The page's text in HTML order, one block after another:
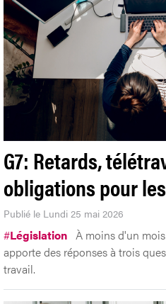
G7: Retards,
obligations pour
Publié le Lundi 25 mai 2026
#Législation À moins d'un
apporte des réponses à trois
travail.